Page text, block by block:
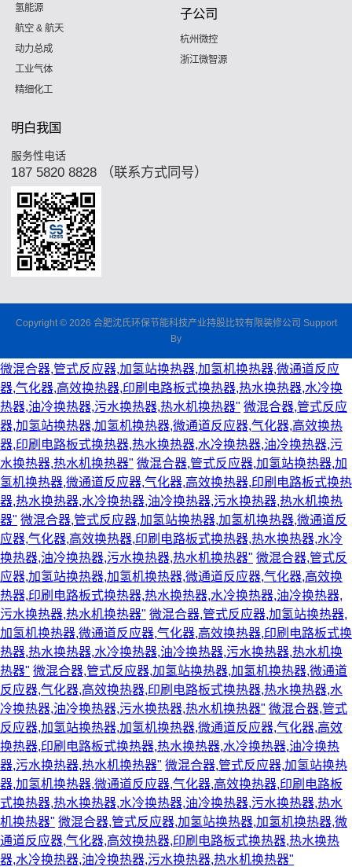
氢能源
航空 & 航天
动力总成
工业气体
精细化工
子公司
杭州微控
浙江微智源
明白我国
服务性电话
187 5820 8828 （联系方式同号）
Copyright © 2026 合肥沈氏环保节能科技产业持股比较有限装修公司 Support
By
微混合器,管式反应器,加氢站换热器,加氢机换热器,微通道反应
器,气化器,高效换热器,印刷电路板式换热器,热水换热器,水冷换
热器,油冷换热器,污水换热器,热水机换热器" 微混合器,管式反应
器,加氢站换热器,加氢机换热器,微通道反应器,气化器,高效换热
器,印刷电路板式换热器,热水换热器,水冷换热器,油冷换热器,污
水换热器,热水机换热器" 微混合器,管式反应器,加氢站换热器,加
氢机换热器,微通道反应器,气化器,高效换热器,印刷电路板式换热
器,热水换热器,水冷换热器,油冷换热器,污水换热器,热水机换热
器" 微混合器,管式反应器,加氢站换热器,加氢机换热器,微通道反
应器,气化器,高效换热器,印刷电路板式换热器,热水换热器,水冷
换热器,油冷换热器,污水换热器,热水机换热器" 微混合器,管式反
应器,加氢站换热器,加氢机换热器,微通道反应器,气化器,高效换
热器,印刷电路板式换热器,热水换热器,水冷换热器,油冷换热器,
污水换热器,热水机换热器" 微混合器,管式反应器,加氢站换热器,
加氢机换热器,微通道反应器,气化器,高效换热器,印刷电路板式换
热器,热水换热器,水冷换热器,油冷换热器,污水换热器,热水机换
热器" 微混合器,管式反应器,加氢站换热器,加氢机换热器,微通道
反应器,气化器,高效换热器,印刷电路板式换热器,热水换热器,水
冷换热器,油冷换热器,污水换热器,热水机换热器" 微混合器,管式
反应器,加氢站换热器,加氢机换热器,微通道反应器,气化器,高效
换热器,印刷电路板式换热器,热水换热器,水冷换热器,油冷换热
器,污水换热器,热水机换热器" 微混合器,管式反应器,加氢站换热
器,加氢机换热器,微通道反应器,气化器,高效换热器,印刷电路板
式换热器,热水换热器,水冷换热器,油冷换热器,污水换热器,热水
机换热器" 微混合器,管式反应器,加氢站换热器,加氢机换热器,微
通道反应器,气化器,高效换热器,印刷电路板式换热器,热水换热
器,水冷换热器,油冷换热器,污水换热器,热水机换热器"